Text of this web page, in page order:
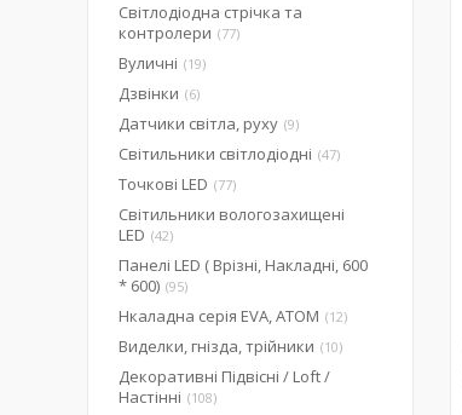
Світлодіодна стрічка та
контролери
77
Вуличні 19
Дзвінки 6
Датчики світла, руху 9
Світильники світлодіодні 47
Точкові LED 77
Світильники вологозахищені
LED 42
Панелі LED ( Врізні, Накладні, 600
* 600) 95
Нкаладна серія EVA, ATOM 12
Виделки, гнізда, трійники 10
Декоративні Підвісні / Loft /
Настінні
108